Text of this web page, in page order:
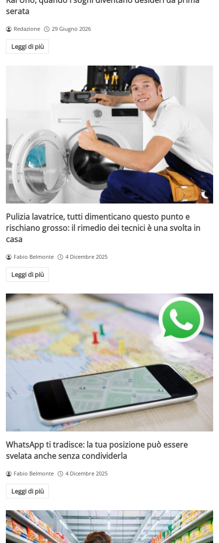
serata
Redazione 29 Giugno 2026
Leggi di più
Pulizia lavatrice, tutti dimenticano questo punto e
rischiano grosso: il rimedio dei tecnici è una svolta in
casa
Fabio Belmonte 4 Dicembre 2025
Leggi di più
WhatsApp ti tradisce: la tua posizione può essere
svelata anche senza condividerla
Fabio Belmonte 4 Dicembre 2025
Leggi di più